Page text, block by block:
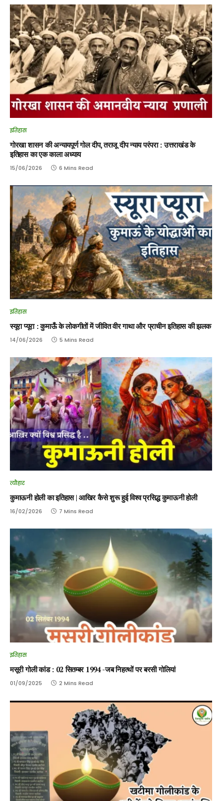
इतिहास
गोरखा शासन की अन्यायपूर्ण गोल दीप, तराजू दीप न्याय परंपरा : उत्तराखंड के
इतिहास का एक काला अध्याय
15/06/2026 6 Mins Read
इतिहास
स्यूरा प्यूरा : कुमाऊँ के लोकगीतों में जीवित वीर गाथा और प्राचीन इतिहास की झलक
14/06/2026 5 Mins Read
त्यौहार
कुमाऊनी होली का इतिहास | आखिर कैसे शुरू हुई विश्व प्रसिद्ध कुमाऊनी होली
16/02/2026 7 Mins Read
इतिहास
मसूरी गोली कांड : 02 सितम्बर 1994 -जब निहत्थों पर बरसी गोलियां
01/09/2025 2 Mins Read